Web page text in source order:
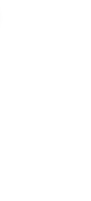
aos favoritos